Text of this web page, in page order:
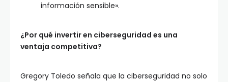
información sensible».
¿Por qué invertir en ciberseguridad es una
ventaja competitiva?
Gregory Toledo señala que la ciberseguridad no solo